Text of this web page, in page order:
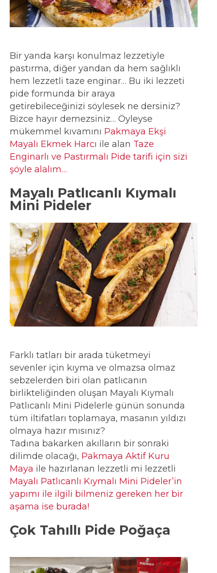
Bir yanda karşı konulmaz lezzetiyle
pastırma, diğer yandan da hem sağlıklı
hem lezzetli taze enginar… Bu iki lezzeti
pide formunda bir araya
getirebileceğinizi söylesek ne dersiniz?
Bizce hayır demezsiniz… Öyleyse
mükemmel kıvamını Pakmaya Ekşi
Mayalı Ekmek Harcı ile alan Taze
Enginarlı ve Pastırmalı Pide tarifi için sizi
şöyle alalım…
Mayalı Patlıcanlı Kıymalı
Mini Pideler
Farklı tatları bir arada tüketmeyi
sevenler için kıyma ve olmazsa olmaz
sebzelerden biri olan patlıcanın
birlikteliğinden oluşan Mayalı Kıymalı
Patlıcanlı Mini Pidelerle günün sonunda
tüm iltifatları toplamaya, masanın yıldızı
olmaya hazır mısınız?
Tadına bakarken akılların bir sonraki
dilimde olacağı, Pakmaya Aktif Kuru
Maya ile hazırlanan lezzetli mi lezzetli
Mayalı Patlıcanlı Kıymalı Mini Pideler’in
yapımı ile ilgili bilmeniz gereken her bir
aşama ise burada!
Çok Tahıllı Pide Poğaça